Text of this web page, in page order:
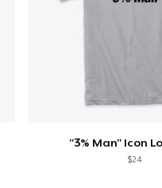
"3% Man" Icon
$24